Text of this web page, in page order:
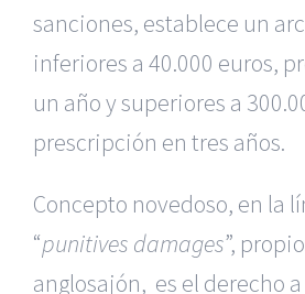
sanciones, establece un
inferiores a 40.000 euros,
un año y superiores a
prescripción en tres años.
Concepto novedoso, en la
“punitives damages”,
anglosajón, es el derecho